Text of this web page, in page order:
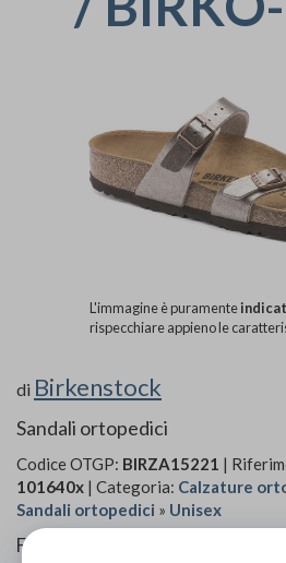
L'immagine è puramente
rispecchiare appieno le
di Birkenstock
Sandali ortopedici
Codice OTGP: BIRZA15221 |
101640x | Categoria: Calzature
Sandali ortopedici » Unisex
Forma slanciata e moderna!